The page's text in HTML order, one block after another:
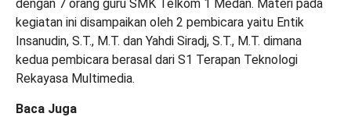
dengan 7 orang guru SMK Telkom 1 Medan. Materi pada
kegiatan ini disampaikan oleh 2 pembicara yaitu Entik
Insanudin, S.T., M.T. dan Yahdi Siradj, S.T., M.T. dimana
kedua pembicara berasal dari S1 Terapan Teknologi
Rekayasa Multimedia.
Baca Juga